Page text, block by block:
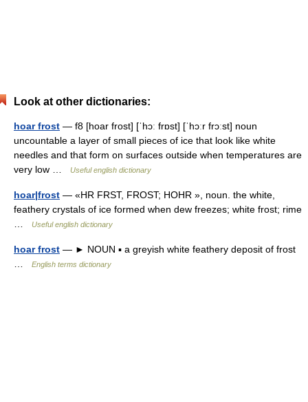
Look at other dictionaries:
hoar frost — f8 [hoar frost] [ˈhɔː frɒst] [ˈhɔːr frɔːst] noun
uncountable a layer of small pieces of ice that look like white
needles and that form on surfaces outside when temperatures are
very low …
Useful english dictionary
hoar|frost — «HR FRST, FROST; HOHR », noun. the white,
feathery crystals of ice formed when dew freezes; white frost; rime
Useful english dictionary
hoar frost — ► NOUN ▪ a greyish white feathery deposit of frost
English terms dictionary